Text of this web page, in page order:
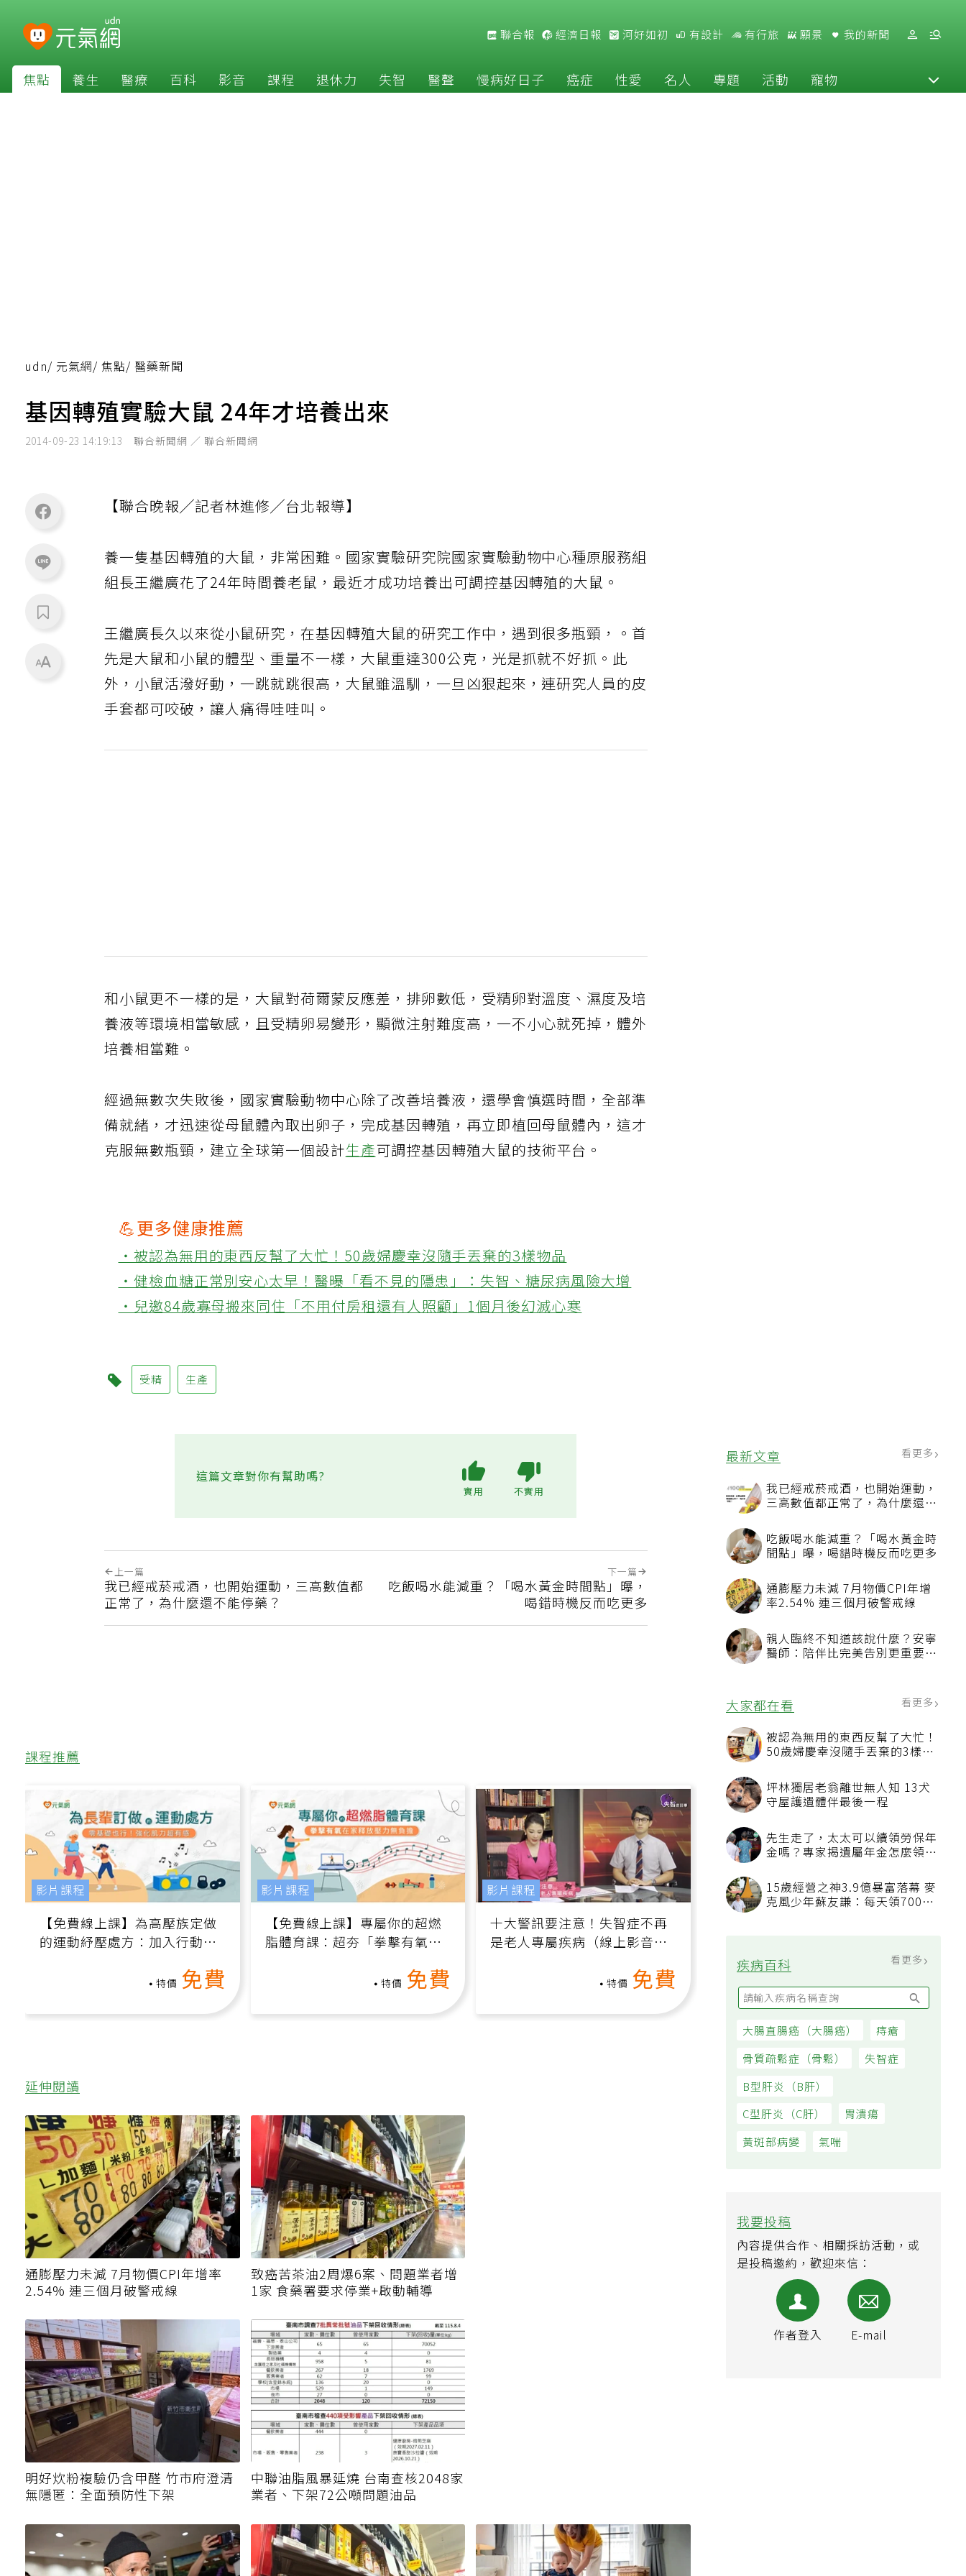
聯合報 經濟日報 河好如初 有設計 有行旅 願景 我的新聞
焦點 養生 醫療 百科 影音 課程 退休力 失智 醫聲 慢病好日子 癌症 性愛 名人 專題 活動 寵物
最新文章 看更多
我已經戒菸戒酒，也開始運動，
三高數值都正常了，為什麼還不
吃飯喝水能減重？「喝水黃金時
間點」曝，喝錯時機反而吃更多
通膨壓力未減 7月物價CPI年增
率2.54% 連三個月破警戒線
親人臨終不知道該說什麼？安寧
醫師：陪伴比完美告別更重要，
大家都在看 看更多
被認為無用的東西反幫了大忙！
50歲婦慶幸沒隨手丟棄的3樣物
坪林獨居老翁離世無人知 13犬
守屋護遺體伴最後一程
先生走了，太太可以續領勞保年
金嗎？專家揭遺屬年金怎麼領，
15歲經營之神3.9億暴富落幕 麥
克風少年蘇友謙：每天領700元
疾病百科
大腸直腸癌（大腸癌）
痔瘡
骨質疏鬆症（骨鬆）
失智症
B型肝炎（B肝）
C型肝炎（C肝）
黃斑部病變
我要投稿
內容提供合作、相關採訪活動，或
udn/ 元氣網/ 焦點/ 醫藥新聞
基因轉殖實驗大鼠 24年才培養出來
2014-09-23 14:19:13 聯合新聞網 ／ 聯合新聞網
【聯合晚報╱記者林進修╱台北報導】
養一隻基因轉殖的大鼠，非常困難。國家實驗研究院國家實驗動物中心種原服務組
組長王繼廣花了24年時間養老鼠，最近才成功培養出可調控基因轉殖的大鼠。
王繼廣長久以來從小鼠研究，在基因轉殖大鼠的研究工作中，遇到很多瓶頸，。首
先是大鼠和小鼠的體型、重量不一樣，大鼠重達300公克，光是抓就不好抓。此
外，小鼠活潑好動，一跳就跳很高，大鼠雖溫馴，一旦凶狠起來，連研究人員的皮
手套都可咬破，讓人痛得哇哇叫。
和小鼠更不一樣的是，大鼠對荷爾蒙反應差，排卵數低，受精卵對溫度、濕度及培
養液等環境相當敏感，且受精卵易變形，顯微注射難度高，一不小心就死掉，體外
培養相當難。
經過無數次失敗後，國家實驗動物中心除了改善培養液，還學會慎選時間，全部準
備就緒，才迅速從母鼠體內取出卵子，完成基因轉殖，再立即植回母鼠體內，這才
克服無數瓶頸，建立全球第一個設計生產可調控基因轉殖大鼠的技術平台。
💪更多健康推薦
‧被認為無用的東西反幫了大忙！50歲婦慶幸沒隨手丟棄的3樣物品
‧健檢血糖正常別安心太早！醫曝「看不見的隱患」：失智、糖尿病風險大增
‧兒邀84歲寡母搬來同住「不用付房租還有人照顧」1個月後幻滅心寒
受精 生產
這篇文章對你有幫助嗎?
實用 不實用
上一篇
我已經戒菸戒酒，也開始運動，三高數值都
正常了，為什麼還不能停藥？
下一篇
吃飯喝水能減重？「喝水黃金時間點」曝，
喝錯時機反而吃更多
課程推薦
【免費線上課】為高壓族定做
的運動紓壓處方：加入行動、
增肌、互動元素，0基礎也能
特價 免費
影片課程
【免費線上課】專屬你的超燃
脂體育課：超夯「拳擊有氧」
高壓族在家釋放壓力無負擔
特價 免費
影片課程
十大警訊要注意！失智症不再
是老人專屬疾病（線上影音
特價 免費
影片課程
延伸閱讀
通膨壓力未減 7月物價CPI年增率
2.54% 連三個月破警戒線
致癌苦茶油2周爆6案、問題業者增
1家 食藥署要求停業+啟動輔導
明好炊粉複驗仍含甲醛 竹市府澄清
無隱匿：全面預防性下架
中聯油脂風暴延燒 台南查核2048家
業者、下架72公噸問題油品